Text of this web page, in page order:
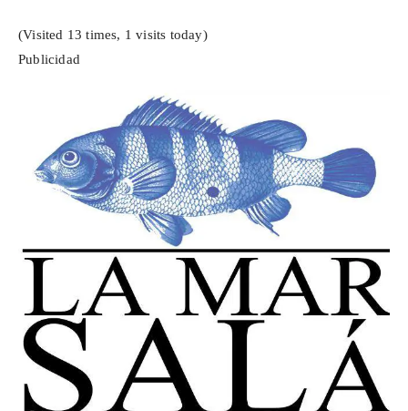
(Visited 13 times, 1 visits today)
Publicidad